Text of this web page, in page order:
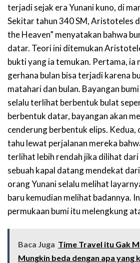
terjadi sejak era Yunani kuno, di
Sekitar tahun 340 SM, Aristoteles
the Heaven” menyatakan bahwa
datar. Teori ini ditemukan
bukti yang ia temukan. Pertama, ia
gerhana bulan bisa terjadi karena
matahari dan bulan. Bayangan
selalu terlihat berbentuk bulat
berbentuk datar, bayangan akan
cenderung berbentuk elips. Kedua,
tahu lewat perjalanan mereka
terlihat lebih rendah jika dilihat
sebuah kapal datang mendekat
orang Yunani selalu melihat
baru kemudian melihat badannya.
permukaan bumi itu melengkung
Baca Juga Time Travel itu Gak
Mungkin beda dengan apa yang